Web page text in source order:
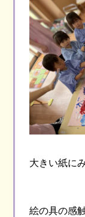
大きい紙に
絵の具の感